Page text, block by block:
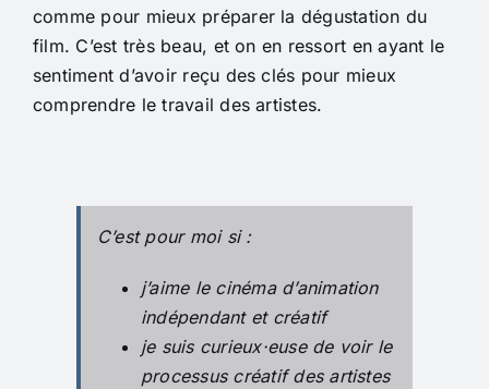
comme pour mieux préparer la dégustation du
film. C’est très beau, et on en ressort en ayant le
sentiment d’avoir reçu des clés pour mieux
comprendre le travail des artistes.
C’est pour moi si :
j’aime le cinéma d’animation
indépendant et créatif
je suis curieux·euse de voir le
processus créatif des artistes